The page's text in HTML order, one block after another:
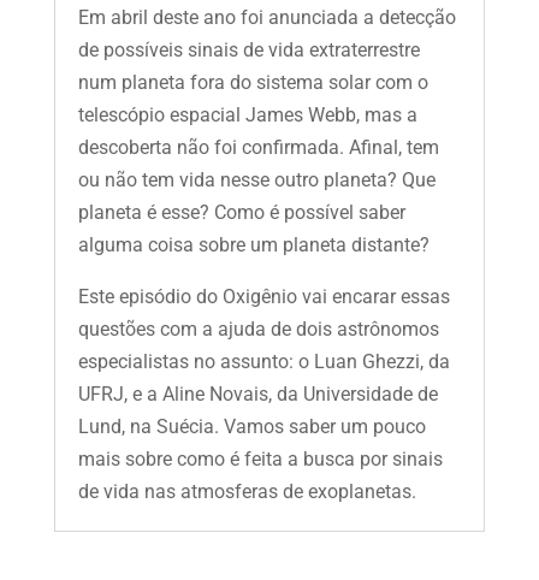
Em abril deste ano foi anunciada a detecção
de possíveis sinais de vida extraterrestre
num planeta fora do sistema solar com o
telescópio espacial James Webb, mas a
descoberta não foi confirmada. Afinal, tem
ou não tem vida nesse outro planeta? Que
planeta é esse? Como é possível saber
alguma coisa sobre um planeta distante?
Este episódio do Oxigênio vai encarar essas
questões com a ajuda de dois astrônomos
especialistas no assunto: o Luan Ghezzi, da
UFRJ, e a Aline Novais, da Universidade de
Lund, na Suécia. Vamos saber um pouco
mais sobre como é feita a busca por sinais
de vida nas atmosferas de exoplanetas.